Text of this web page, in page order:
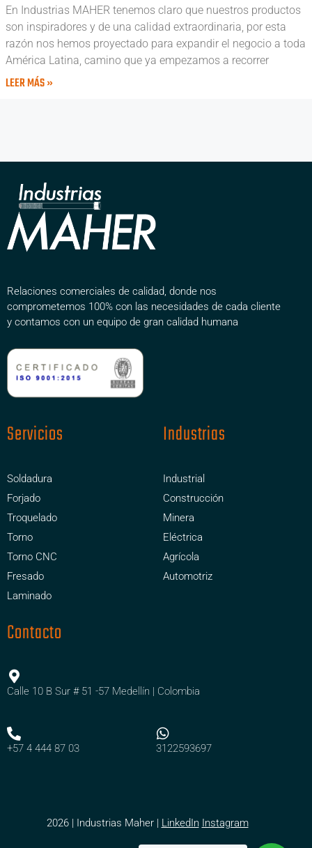
En Industrias MAHER tenemos claro que nuestros productos
son inspiradores y de una calidad extraordinaria, por esta
razón nos hemos proyectado para expandir el negocio a toda
América Latina, camino que ya empezamos a recorrer
LEER MÁS »
Relaciones comerciales de calidad, donde nos
comprometemos 100% con las necesidades de cada cliente
y contamos con un equipo de gran calidad humana
Servicios
Soldadura
Forjado
Troquelado
Torno
Torno CNC
Fresado
Laminado
Industrias
Industrial
Construcción
Minera
Eléctrica
Agrícola
Automotriz
Contacto
Calle 10 B Sur # 51 -57 Medellín | Colombia
+57 4 444 87 03 3122593697
2026 | Industrias Maher | LinkedIn Instagram